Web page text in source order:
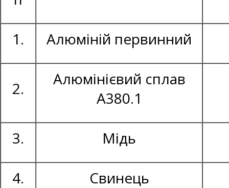
1. Алюміній первинний
2.
Алюмінієвий сплав
А380.1
3. Мідь
4. Свинець